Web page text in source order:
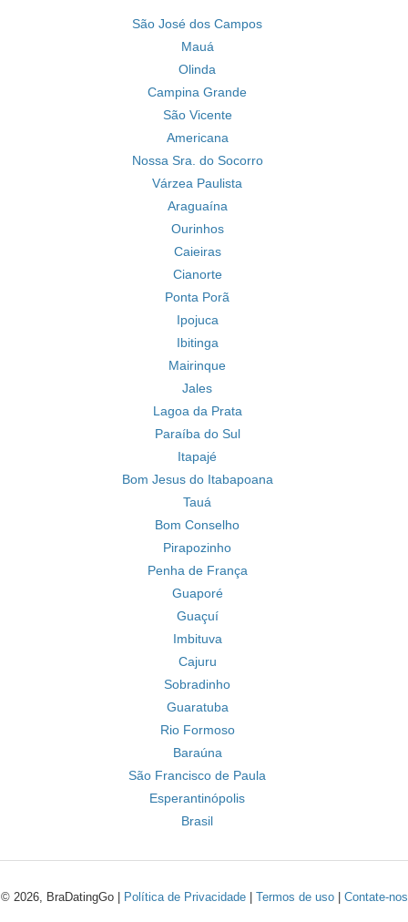
São José dos Campos
Mauá
Olinda
Campina Grande
São Vicente
Americana
Nossa Sra. do Socorro
Várzea Paulista
Araguaína
Ourinhos
Caieiras
Cianorte
Ponta Porã
Ipojuca
Ibitinga
Mairinque
Jales
Lagoa da Prata
Paraíba do Sul
Itapajé
Bom Jesus do Itabapoana
Tauá
Bom Conselho
Pirapozinho
Penha de França
Guaporé
Guaçuí
Imbituva
Cajuru
Sobradinho
Guaratuba
Rio Formoso
Baraúna
São Francisco de Paula
Esperantinópolis
Brasil
© 2026, BraDatingGo | Política de Privacidade| Termos de uso| Contate-nos